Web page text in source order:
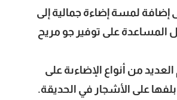
إضافة لمسة إضاءة جمالية إلى
المساعدة على توفير جو مريح
من أنواع الإضاءىة على
بلفها على الأشجار في الحديقة.